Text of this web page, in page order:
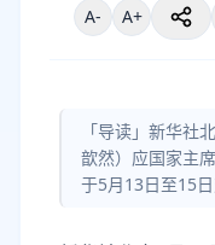
A-
A+
「导读」新华社
歆然）应国家主
于5月13日至15日